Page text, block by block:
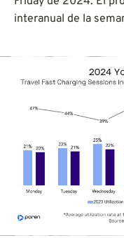
interanual de la